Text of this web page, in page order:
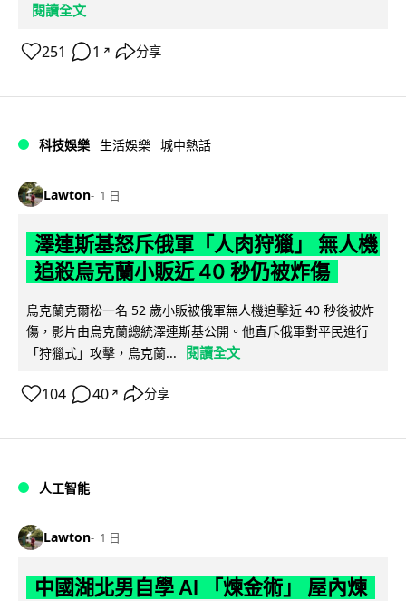
閱讀全文
251 1 ↗ 分享
科技娛樂 生活娛樂 城中熱話
Lawton 1 日
澤連斯基怒斥俄軍「人肉狩獵」 無人機
追殺烏克蘭小販近 40 秒仍被炸傷
烏克蘭克爾松一名 52 歲小販被俄軍無人機追擊近 40 秒後被炸
傷，影片由烏克蘭總統澤連斯基公開。他直斥俄軍對平民進行
「狩獵式」攻擊，烏克蘭...
閱讀全文
104 40 ↗ 分享
人工智能
Lawton 1 日
中國湖北男自學 AI 「煉金術」 屋內煉